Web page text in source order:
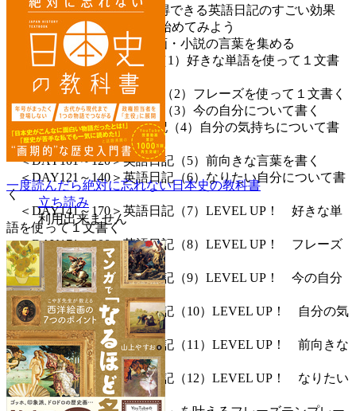
“自分のための英語”を習得できる英語日記のすごい効果
まずは「１文日記」から始めてみよう
＜DAY0＞好きな人・映画・小説の言葉を集める
＜DAY1～20＞英語日記（1）好きな単語を使って１文書
＜DAY21～40＞英語日記（2）フレーズを使って１文書く
＜DAY41～70＞英語日記（3）今の自分について書く
＜DAY71～100＞英語日記（4）自分の気持ちについて書
く
＜DAY101～120＞英語日記（5）前向きな言葉を書く
＜DAY121～140＞英語日記（6）なりたい自分について書
く
＜DAY141～170＞英語日記（7）LEVEL UP！ 好きな単
語を使って１文書く
＜DAY171～200＞英語日記（8）LEVEL UP！ フレーズ
を使って１文書く
＜DAY201～240＞英語日記（9）LEVEL UP！ 今の自分
について書く
＜DAY241～280＞英語日記（10）LEVEL UP！ 自分の気
持ちについて書く
＜DAY281～325＞英語日記（11）LEVEL UP！ 前向きな
言葉を書く
＜DAY326～365＞英語日記（12）LEVEL UP！ なりたい
自分について書く
一度読んだら絶対に忘れない日本史の教科書
立ち読み
利用出来ません